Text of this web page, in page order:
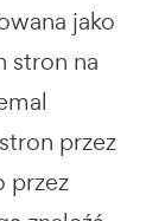
jako
stron na
przez
przez